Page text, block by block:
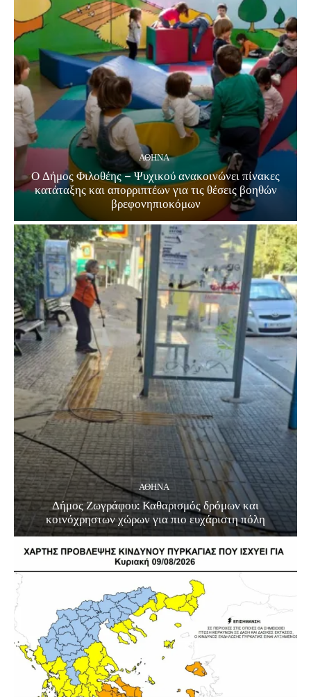
ΑΘΗΝΑ
Ο Δήμος Φιλοθέης – Ψυχικού ανακοινώνει πίνακες
κατάταξης και απορριπτέων για τις θέσεις βοηθών
βρεφονηπιοκόμων
ΑΘΗΝΑ
Δήμος Ζωγράφου: Καθαρισμός δρόμων και
κοινόχρηστων χώρων για πιο ευχάριστη πόλη